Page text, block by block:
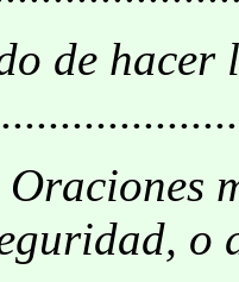
de hacer
o